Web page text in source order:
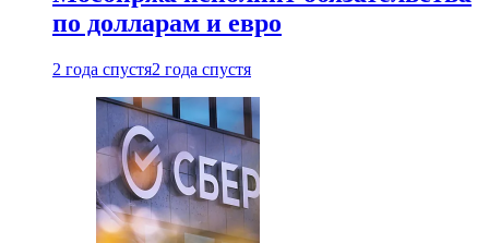
по долларам и евро
2 года спустя2 года спустя